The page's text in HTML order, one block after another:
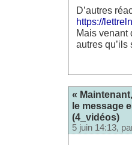
D’autres
https://
Mais venant
autres qu’ils
«
le message
(4_vidéos)
5 juin 14:13,